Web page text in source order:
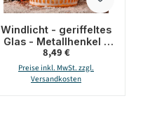
Windlicht - geriffeltes
Glas - Metallhenkel -
H: 14,5cm - weiß,
kupfer
Regulärer Preis:
8,49 €
Preise inkl. MwSt. zzgl.
Versandkosten